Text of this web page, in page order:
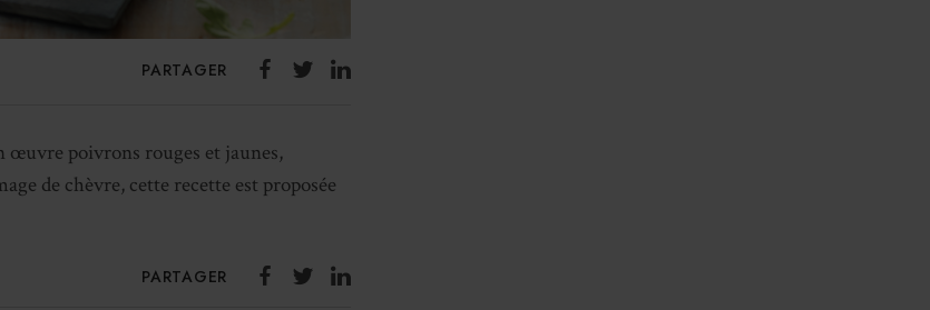
PARTAGER
œuvre poivrons rouges et jaunes,
de chèvre, cette recette est proposée
PARTAGER